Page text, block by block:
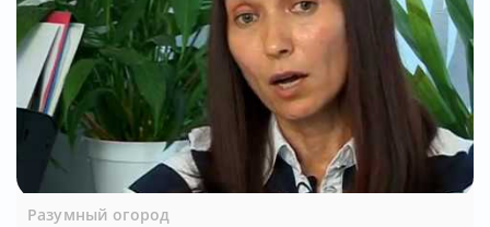
Разумный огород